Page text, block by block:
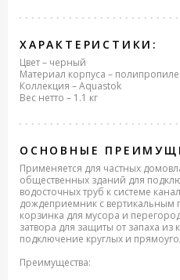
ХАРАКТЕРИСТИКИ:
Цвет – черный
Материал корпуса –
Коллекция – Aquastok
Вес нетто – 1.1 кг
ОСНОВНЫЕ
Применяется для частных
общественных зданий для
водосточных труб к системе
дождеприемник с вертикальным
корзинка для мусора и
затвора для защиты от запаха
подключение круглых и
Преимущества: